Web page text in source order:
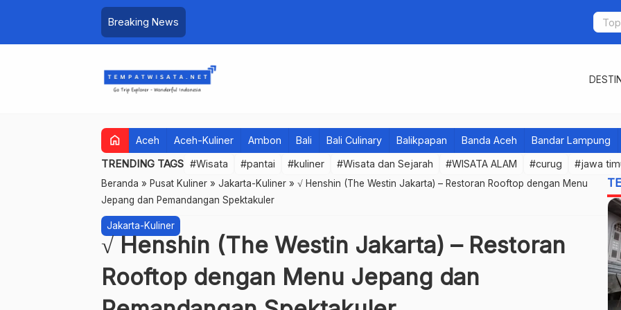
Breaking News
home Aceh Aceh-Kuliner Ambon Bali Bali Culinary Balikpapan Banda Aceh Bandar Lampung
TRENDING TAGS #Wisata #pantai #kuliner #Wisata dan Sejarah #WISATA ALAM #curug #jawa
Beranda » Pusat Kuliner » Jakarta-Kuliner » √ Henshin (The Westin Jakarta) – Restoran Rooftop dengan Menu
Jepang dan Pemandangan Spektakuler
Jakarta-Kuliner
√ Henshin (The Westin Jakarta) – Restoran
Rooftop dengan Menu Jepang dan